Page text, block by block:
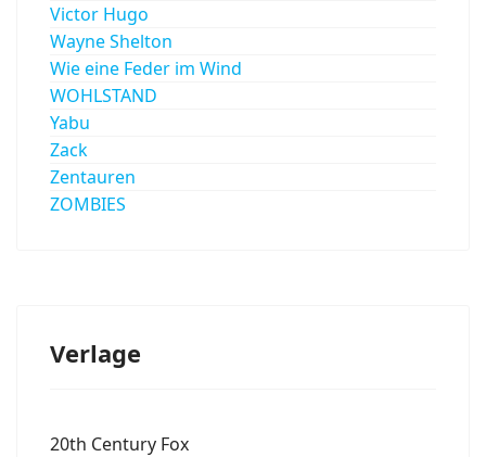
Victor Hugo
Wayne Shelton
Wie eine Feder im Wind
WOHLSTAND
Yabu
Zack
Zentauren
ZOMBIES
Verlage
20th Century Fox